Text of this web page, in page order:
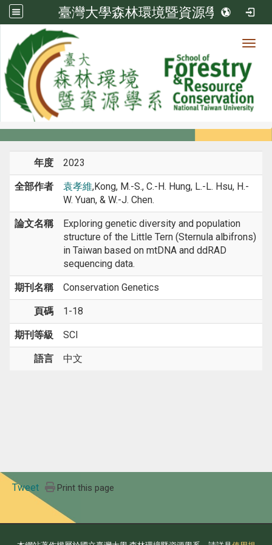
臺灣大學森林環境暨資源學系
系所成員
系所成員
年度 2023
全部作者 袁孝維,Kong, M.-S., C.-H. Hung, L.-L. Hsu, H.-
W. Yuan, & W.-J. Chen.
論文名稱
Exploring genetic diversity and population
structure of the Little Tern (Sternula albifrons)
in Taiwan based on mtDNA and ddRAD
sequencing data.
期刊名稱 Conservation Genetics
頁碼 1-18
期刊等級 SCI
語言 中文
Tweet Print this page